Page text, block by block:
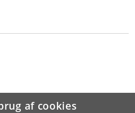
af cookies